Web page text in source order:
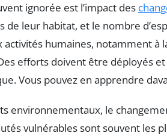
ignorée est l’impact des
de leur habitat, et le nombre
activités humaines, notamment à
efforts doivent être déployés
Vous pouvez en apprendre
environnementaux, le
vulnérables sont souvent les